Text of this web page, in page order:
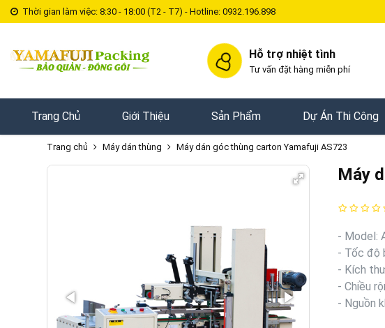
Thời gian làm việc: 8:30 - 18:00 (T2 - T7) - Hotline: 0932.196.898
Hỗ trợ nhiệt tình
Tư vấn đặt hàng miễn phí
Trang Chủ Giới Thiệu Sản Phẩm Dự Án Thi Công
Trang chủ Máy dán thùng Máy dán góc thùng carton Yamafuji AS723
Máy
- Model:
- Tốc độ
- Kích
- Chiều
- Nguồn